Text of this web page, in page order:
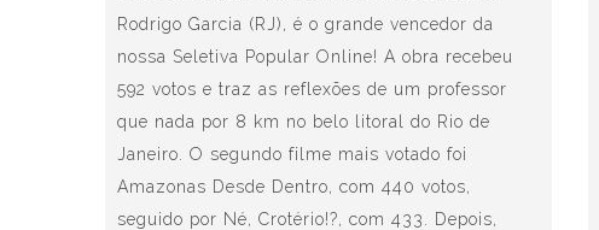
Rodrigo Garcia (RJ), é o grande vencedor da
nossa Seletiva Popular Online! A obra recebeu
592 votos e traz as reflexões de um professor
que nada por 8 km no belo litoral do Rio de
Janeiro. O segundo filme mais votado foi
Amazonas Desde Dentro, com 440 votos,
seguido por Né, Crotério!?, com 433. Depois,